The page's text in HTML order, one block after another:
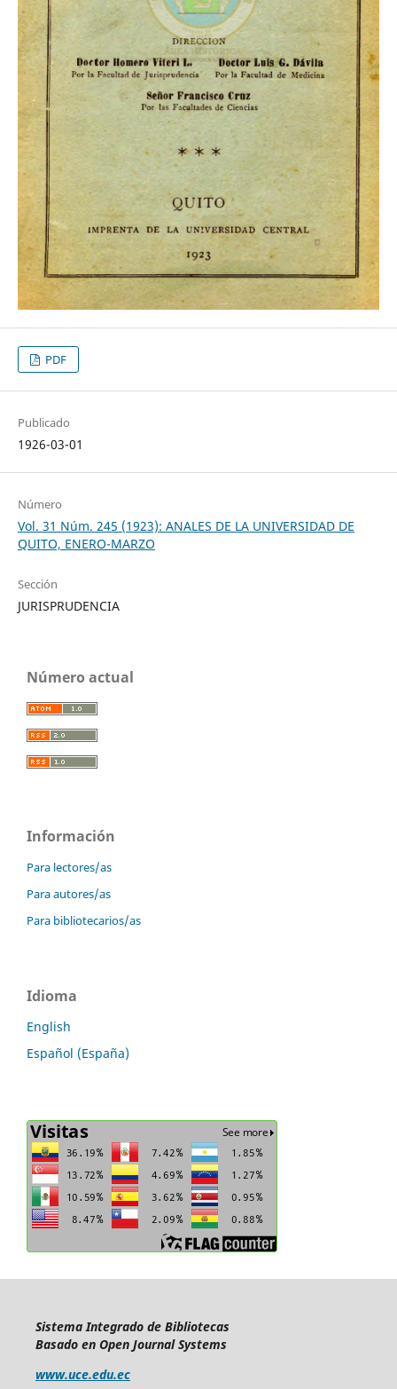
PDF
Publicado
1926-03-01
Número
Vol. 31 Núm. 245 (1923): ANALES DE LA UNIVERSIDAD DE
QUITO, ENERO-MARZO
Sección
JURISPRUDENCIA
Número actual
Información
Para lectores/as
Para autores/as
Para bibliotecarios/as
Idioma
English
Español (España)
Sistema Integrado de Bibliotecas
Basado en Open Journal Systems
www.uce.edu.ec